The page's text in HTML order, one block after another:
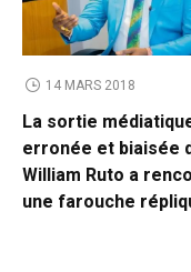
14 MARS 2018
La sortie
erronée et biaisée
William Ruto a
une farouche